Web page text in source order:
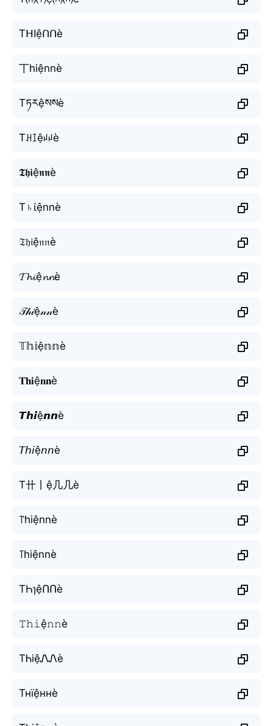
TᕼIệᑎᑎè
丅hiệnnè
Tཏརệསསè
Tꃅꀤệꈤꈤè
𝕿𝖍𝖎ệ𝖓𝖓è
T♄ίệnnè
𝔗𝔥𝔦ệ𝔫𝔫è
𝓣𝓱𝓲ệ𝓷𝓷è
𝒯𝒽𝒾ệ𝓃𝓃è
𝕋𝕙𝕚ệ𝕟𝕟è
𝐓𝐡𝐢ệ𝐧𝐧è
𝙏𝙝𝙞ệ𝙣𝙣è
𝘛𝘩𝘪ệ𝘯𝘯è
T卄丨ệ几几è
꓅hiệnnè
꓄hiệnnè
TҺɿệՈՈè
𝚃𝚑𝚒ệ𝚗𝚗è
TᏂiệᏁᏁè
Тнїệннè